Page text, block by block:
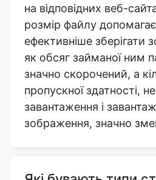
як обсяг займаної ним
значно скорочений, а
пропускної здатності,
завантаження і
зображення, значно
Які бувають типи
Існують алгоритми